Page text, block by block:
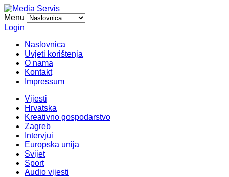
Menu
Login
Naslovnica
Uvjeti korištenja
O nama
Kontakt
Impressum
Vijesti
Hrvatska
Kreativno gospodarstvo
Zagreb
Intervjui
Europska unija
Svijet
Sport
Audio vijesti